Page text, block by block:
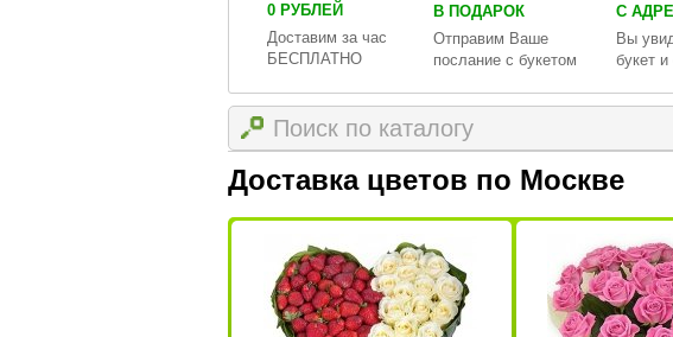
0 РУБЛЕЙ
Доставим за час
БЕСПЛАТНО
В ПОДАРОК
Отправим Ваше
послание с букетом
С
Вы
букет
Доставка цветов по Москве